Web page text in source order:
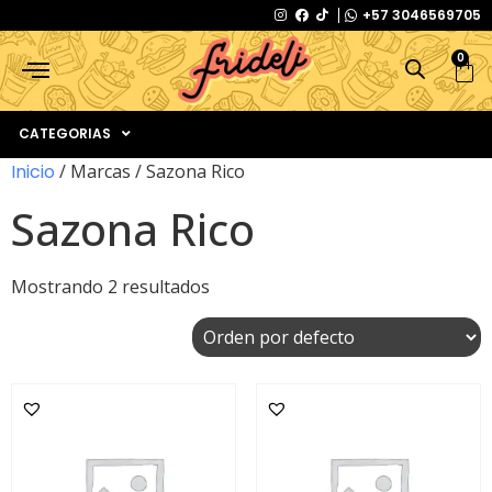
+57 3046569705
0
CATEGORIAS
Inicio / Marcas / Sazona Rico
Sazona Rico
Mostrando 2 resultados